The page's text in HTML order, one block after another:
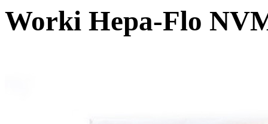
Worki Hepa-Flo